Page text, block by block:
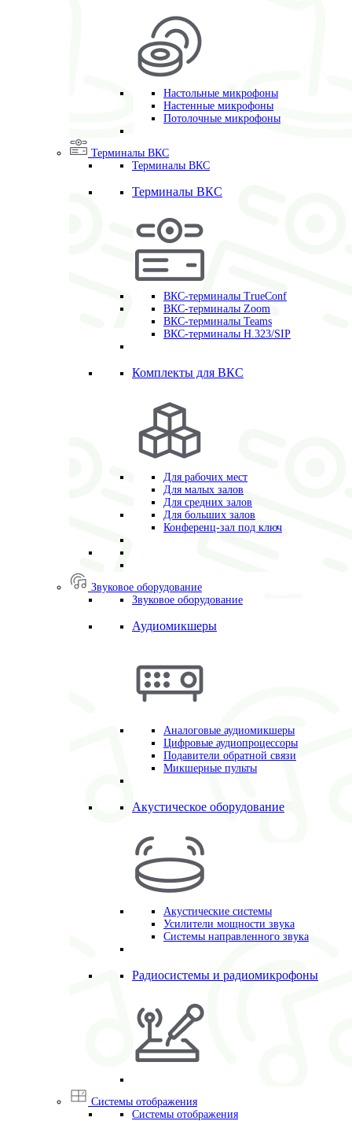
Настольные микрофоны
Настенные микрофоны
Потолочные микрофоны
Терминалы ВКС
Терминалы ВКС
Терминалы ВКС
ВКС-терминалы TrueConf
ВКС-терминалы Zoom
ВКС-терминалы Teams
ВКС-терминалы H.323/SIP
Комплекты для ВКС
Для рабочих мест
Для малых залов
Для средних залов
Для больших залов
Конференц-зал под ключ
Звуковое оборудование
Звуковое оборудование
Аудиомикшеры
Аналоговые аудиомикшеры
Цифровые аудиопроцессоры
Подавители обратной связи
Микшерные пульты
Акустическое оборудование
Акустические системы
Усилители мощности звука
Системы направленного звука
Радиосистемы и радиомикрофоны
Системы отображения
Системы отображения